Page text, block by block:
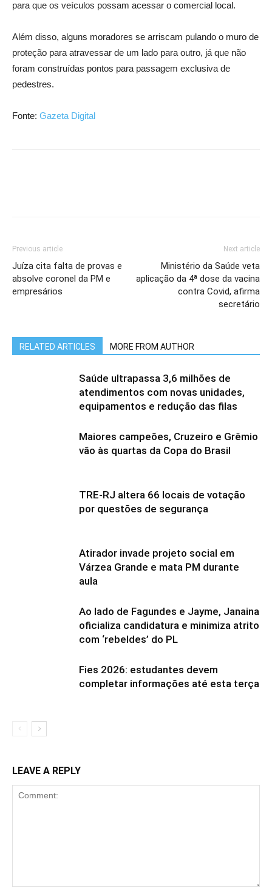
para que os veículos possam acessar o comercial local.
Além disso, alguns moradores se arriscam pulando o muro de
proteção para atravessar de um lado para outro, já que não
foram construídas pontos para passagem exclusiva de
pedestres.
Fonte: Gazeta Digital
Previous article
Juíza cita falta de provas e
absolve coronel da PM e
empresários
Next article
Ministério da Saúde veta
aplicação da 4ª dose da vacina
contra Covid, afirma
secretário
RELATED ARTICLES MORE FROM AUTHOR
Saúde ultrapassa 3,6 milhões de
atendimentos com novas unidades,
equipamentos e redução das filas
Maiores campeões, Cruzeiro e Grêmio
vão às quartas da Copa do Brasil
TRE-RJ altera 66 locais de votação
por questões de segurança
Atirador invade projeto social em
Várzea Grande e mata PM durante
aula
Ao lado de Fagundes e Jayme, Janaina
oficializa candidatura e minimiza atrito
com ‘rebeldes’ do PL
Fies 2026: estudantes devem
completar informações até esta terça
LEAVE A REPLY